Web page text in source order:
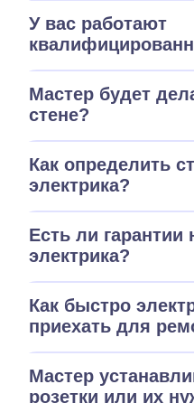
У вас работают
Мастер будет
стене?
Как определить
электрика?
Есть ли гарантии
электрика?
Как быстро
приехать для
Мастер
розетки или их